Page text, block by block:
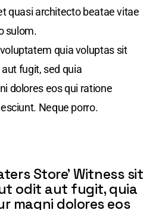
quasi architecto beatae vitae
sulom.
quia voluptas sit
fugit, sed quia
dolores eos qui ratione
Neque porro.
Store’ Witness sit
odit aut fugit, quia
magni dolores eos